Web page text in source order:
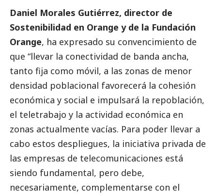
Daniel Morales Gutiérrez, director de
Sostenibilidad en Orange y de la Fundación
Orange, ha expresado su convencimiento de
que “llevar la conectividad de banda ancha,
tanto fija como móvil, a las zonas de menor
densidad poblacional favorecerá la cohesión
económica y social e impulsará la repoblación,
el teletrabajo y la actividad económica en
zonas actualmente vacías. Para poder llevar a
cabo estos despliegues, la iniciativa privada de
las empresas de telecomunicaciones está
siendo fundamental, pero debe,
necesariamente, complementarse con el